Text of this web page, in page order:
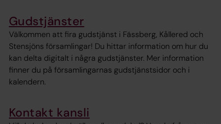
Gudstjänster
Välkommen att fira gudstjänst i Fässberg, Kållered och
Stensjöns församlingar! Du hittar information om hur du
kan delta digitalt i några gudstjänster. Mer information
finner du på församlingarnas gudstjänstsidor och i
kalendern.
Kontakt kansli